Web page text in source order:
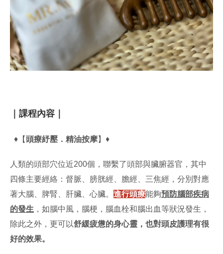
｜課程內容｜
♦【頭療紓壓．精油按摩】♦
人類的頭部穴位近200個，聯繫了頭部與臟腑器官，其中
四條主要經絡：督脈、膀胱經、膽經、三焦經，分別對應
著大腦、脾腎、肝臟、心臟。 進行頭療能夠預防腦部疾病
的發生 ，如腦中風，腦梗，腦血栓和腦出血等狀況發生，
除此之外，更可以舒緩疲憊的身心靈，也對頭皮護理有很
好的效果。